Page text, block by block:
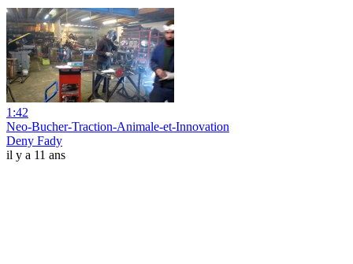
1:42
Neo-Bucher-Traction-Animale-et-Innovation
Deny Fady
il y a 11 ans